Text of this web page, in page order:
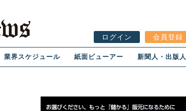
ログイン 会員登録
業界スケジュール 紙面ビューアー 新聞人・出版人